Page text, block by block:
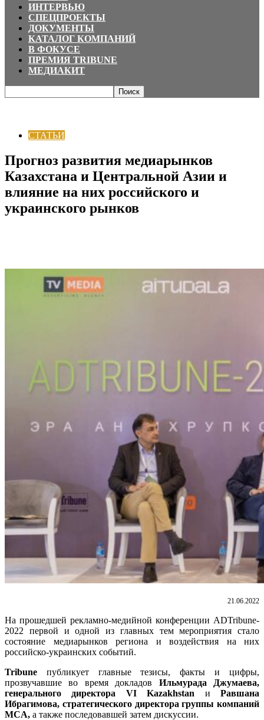
ИНТЕРВЬЮ
СПЕЦПРОЕКТЫ
ДОКУМЕНТЫ
КАТАЛОГ КОМПАНИЙ
В ФОКУСЕ
ПРЕМИЯ TRIBUNE
МЕДИАКИТ
СТАТЬИ
Прогноз развития медиарынков
Казахстана и Центральной Азии и
влияние на них российского и
украинского рынков
21.06.2022
На прошедшей рекламно-медийной конференции ADTribune-
2022 первой и одной из главных тем мероприятия стало
состояние медиарынков региона и воздействия на них
российско-украинских событий.
Tribune публикует главные тезисы, факты и цифры,
прозвучавшие во время докладов Ильмурада Джумаева,
генерального директора VI Kazakhstan иРавшана
Ибрагимова, стратегического директора группы компаний
MCA, а также последовавшей затем дискуссии.